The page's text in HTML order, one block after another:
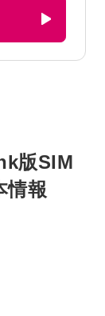
版SIM
情報